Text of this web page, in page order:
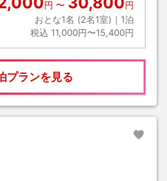
円 〜
円
おとな1名 (2名1室)｜ 1泊
税込 11,000円〜15,400円
プランを見る